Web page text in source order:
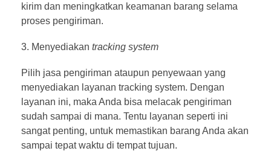
kirim dan meningkatkan keamanan barang selama
proses pengiriman.
Menyediakan tracking system
Pilih jasa pengiriman ataupun penyewaan yang
menyediakan layanan tracking system. Dengan
layanan ini, maka Anda bisa melacak pengiriman
sudah sampai di mana. Tentu layanan seperti ini
sangat penting, untuk memastikan barang Anda akan
sampai tepat waktu di tempat tujuan.